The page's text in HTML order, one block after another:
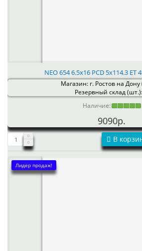
NEO 654 6.5x16 PCD 5x114.3 ET
Магазин: г. Ростов на
Резервный склад (шт.):
Наличие:
9090р.
В
Лидер продаж!